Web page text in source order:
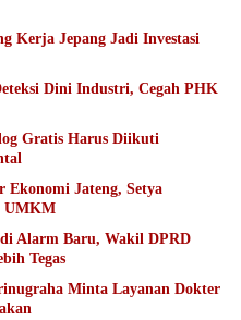
Kerja Jepang Jadi Investasi
Dini Industri, Cegah PHK
Gratis Harus Diikuti
Jateng, Setya
UMKM
Alarm Baru, Wakil DPRD
Tegas
Minta Layanan Dokter